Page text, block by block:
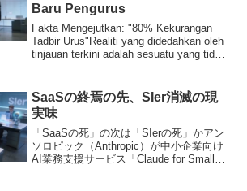
Baru Pengurus
Fakta Mengejutkan: "80% Kekurangan
Tadbir Urus"Realiti yang didedahkan oleh
tinjauan terkini adalah sesuatu yang tidak
SaaSの終焉の先、SIer消滅の現
実味
「SaaSの死」の次は「SIerの死」かアン
ソロピック（Anthropic）が中小企業向け
AI業務支援サービス「Claude for Small